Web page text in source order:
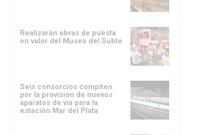
Realizarán obras de puesta
en valor del Museo del Subte
Seis consorcios compiten
por la provisión de nuevos
aparatos de vía para la
estación Mar del Plata